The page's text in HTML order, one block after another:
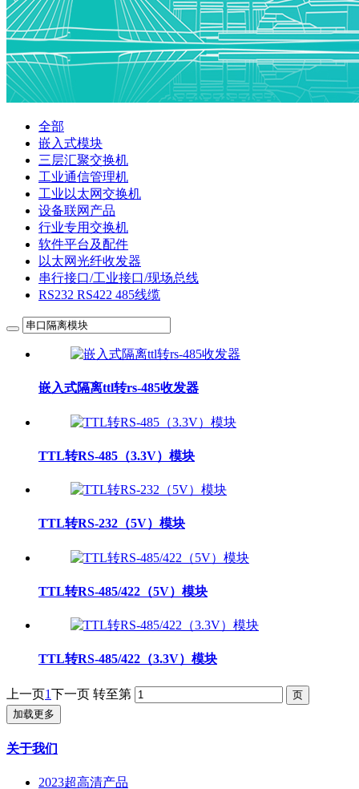
全部
嵌入式模块
三层汇聚交换机
工业通信管理机
工业以太网交换机
设备联网产品
行业专用交换机
软件平台及配件
以太网光纤收发器
串行接口/工业接口/现场总线
RS232 RS422 485线缆
嵌入式隔离ttl转rs-485收发器
TTL转RS-485（3.3V）模块
TTL转RS-232（5V）模块
TTL转RS-485/422（5V）模块
TTL转RS-485/422（3.3V）模块
上一页1下一页 转至第
加载更多
关于我们
2023超高清产品